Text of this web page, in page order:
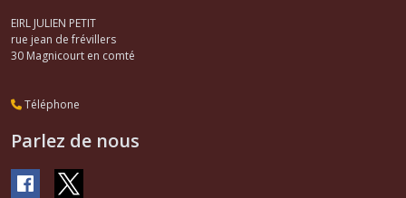
EIRL JULIEN PETIT
rue jean de frévillers
30 Magnicourt en comté
Téléphone
Parlez de nous